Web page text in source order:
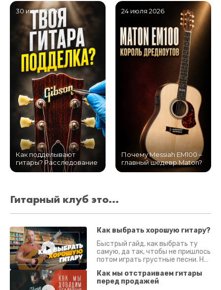
30 июля 2026
Как подделывают
гитары? Расследование
24 июля 2026
Почему Messiah EM100 –
главный шедевр Maton?
Гитарный клуб это...
Как выбрать хорошую гитару?
Быстрый гайд, как выбрать ту
самую, да так, чтобы не пришлось
потом играть грустные песни. На
Как мы отстраиваем гитары
перед продажей